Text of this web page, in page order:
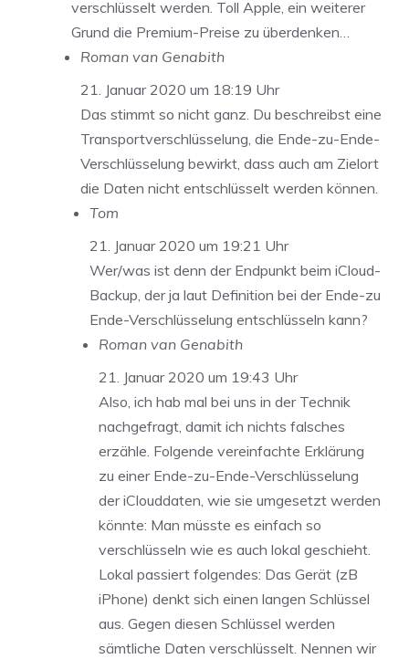
verschlüsselt werden. Toll Apple, ein weiterer
Grund die Premium-Preise zu überdenken…
Roman van Genabith
21. Januar 2020 um 18:19 Uhr
Das stimmt so nicht ganz. Du beschreibst eine
Transportverschlüsselung, die Ende-zu-Ende-
Verschlüsselung bewirkt, dass auch am Zielort
die Daten nicht entschlüsselt werden können.
Tom
21. Januar 2020 um 19:21 Uhr
Wer/was ist denn der Endpunkt beim iCloud-
Backup, der ja laut Definition bei der Ende-zu
Ende-Verschlüsselung entschlüsseln kann?
Roman van Genabith
21. Januar 2020 um 19:43 Uhr
Also, ich hab mal bei uns in der Technik
nachgefragt, damit ich nichts falsches
erzähle. Folgende vereinfachte Erklärung
zu einer Ende-zu-Ende-Verschlüsselung
der iClouddaten, wie sie umgesetzt werden
könnte: Man müsste es einfach so
verschlüsseln wie es auch lokal geschieht.
Lokal passiert folgendes: Das Gerät (zB
iPhone) denkt sich einen langen Schlüssel
aus. Gegen diesen Schlüssel werden
sämtliche Daten verschlüsselt. Nennen wir